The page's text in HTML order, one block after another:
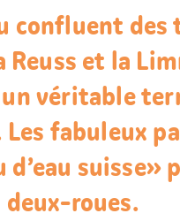
confluent
Reuss et la
véritable
fabuleux
d’eau suisse»
deux-roues.